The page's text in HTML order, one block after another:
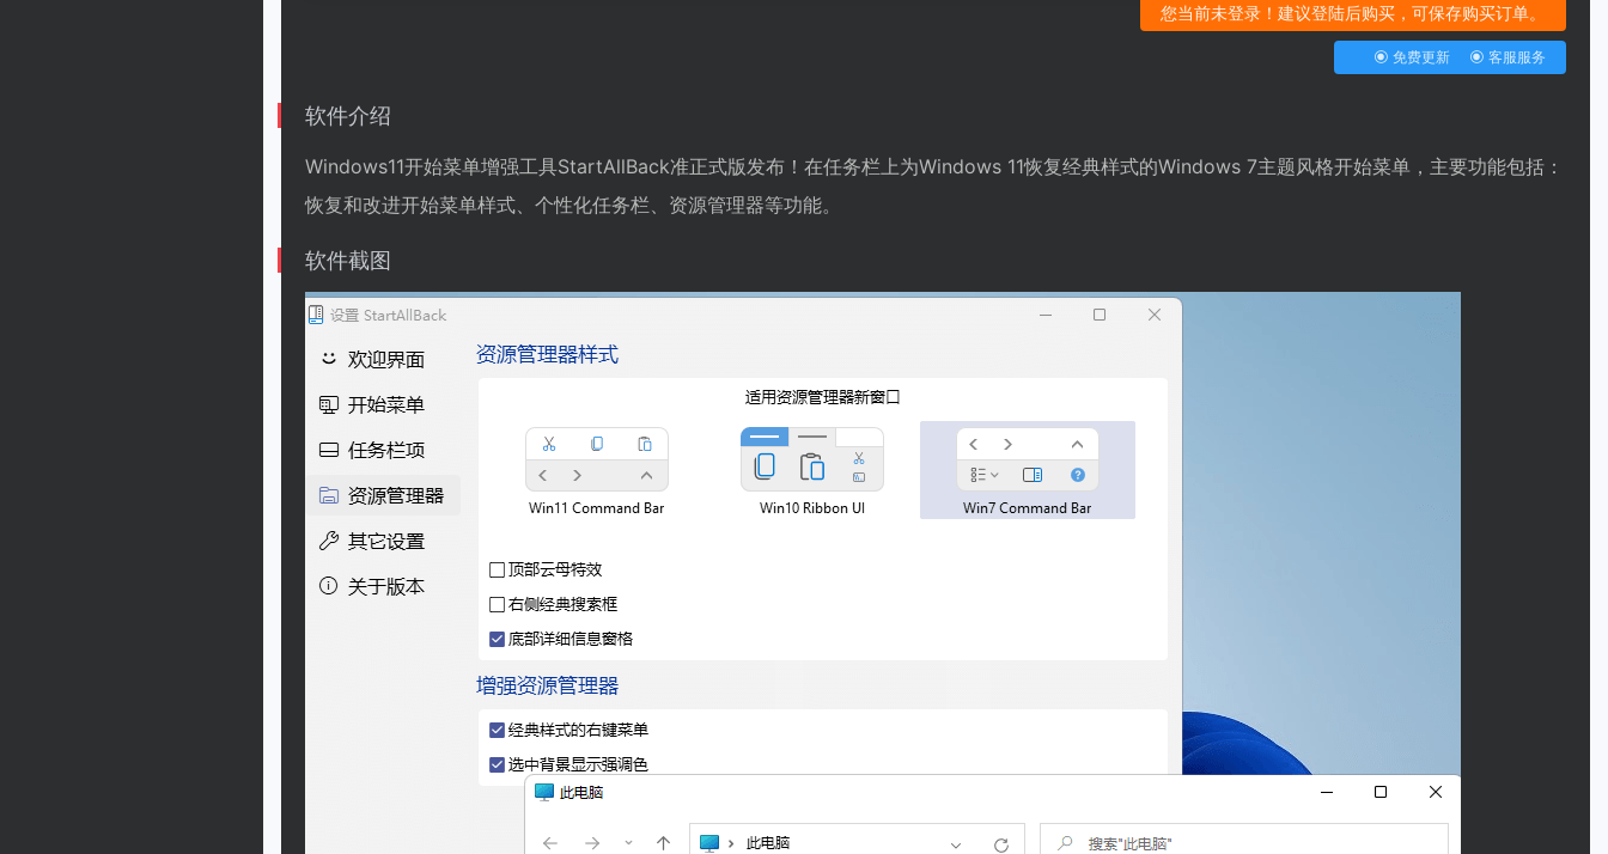
您当前未登录！建议登陆后购买，可保存购买订单。
免费更新 客服服务
软件介绍
Windows11开始菜单增强工具StartAllBack准正式版发布！在任务栏上为Windows 11恢复经典样式的Windows 7主题风格开始菜单，主要功能包括：
恢复和改进开始菜单样式、个性化任务栏、资源管理器等功能。
软件截图